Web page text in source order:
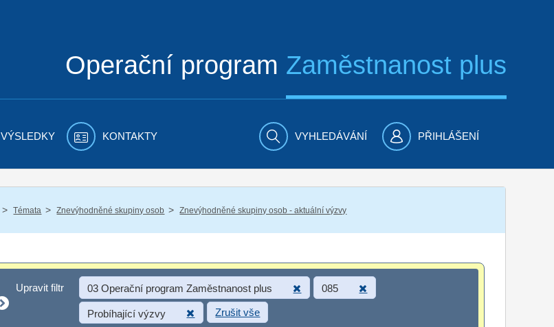
Operační program Zaměstnanost plus
VÝSLEDKY KONTAKTY VYHLEDÁVÁNÍ PŘIHLÁŠENÍ
/ Témata / Znevýhodněné skupiny osob / Znevýhodněné skupiny osob - aktuální výzvy
Upravit filtr
Upravit filtr 03 Operační program Zaměstnanost plus 085
Probíhající výzvy Zrušit vše